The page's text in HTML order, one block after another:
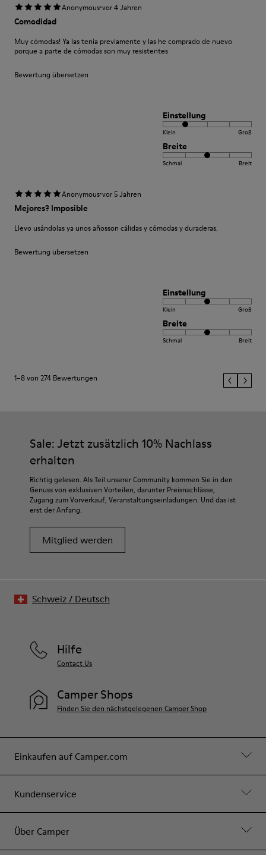
Anonymous·vor 4 Jahren
Comodidad
Muy cómodas! Ya las tenía previamente y las he comprado de nuevo
porque a parte de cómodas son muy resistentes
Bewertung übersetzen
Einstellung
Klein Groß
Breite
Schmal Breit
Anonymous·vor 5 Jahren
Mejores? Imposible
Llevo usándolas ya unos añosson cálidas y cómodas y duraderas.
Bewertung übersetzen
Einstellung
Klein Groß
Breite
Schmal Breit
1–8 von 274 Bewertungen
Sale: Jetzt zusätzlich 10% Nachlass
erhalten
Richtig gelesen. Als Teil unserer Community kommen Sie in den
Genuss von exklusiven Vorteilen, darunter Preisnachlässe,
Zugang zum Vorverkauf, Veranstaltungseinladungen. Und das ist
erst der Anfang.
Mitglied werden
Einkaufen auf Camper.com
Kundenservice
Über Camper
Hilfe
Contact Us
Camper Shops
Finden Sie den nächstgelegenen Camper Shop
Schweiz/ Deutsch